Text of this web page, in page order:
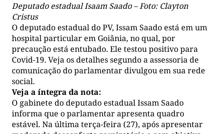
Deputado estadual Isaam Saado – Foto: Clayton
Cristus
O deputado estadual do PV, Issam Saado está em um
hospital particular em Goiânia, no qual, por
precaução está entubado. Ele testou positivo para
Covid-19. Veja os detalhes segundo a assessoria de
comunicação do parlamentar divulgou em sua rede
social.
Veja a íntegra da nota:
O gabinete do deputado estadual Issam Saado
informa que o parlamentar apresenta quadro
estável. Na última terça-feira (27), após apresentar